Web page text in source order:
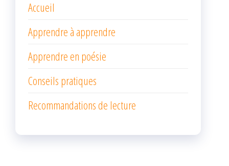
Accueil
Apprendre à apprendre
Apprendre en poésie
Conseils pratiques
Recommandations de lecture